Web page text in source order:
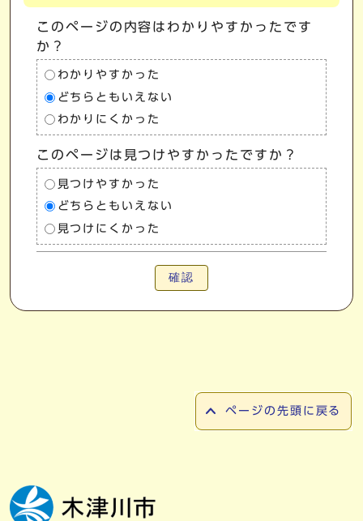
このページの内容はわかりやすかったです
か？
わかりやすかった
どちらともいえない
わかりにくかった
このページは見つけやすかったですか？
見つけやすかった
どちらともいえない
見つけにくかった
確認
ページの先頭に戻る